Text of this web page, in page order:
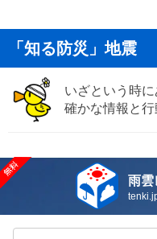
「知る防災」地震
いざという時
確かな情報と
雨雲